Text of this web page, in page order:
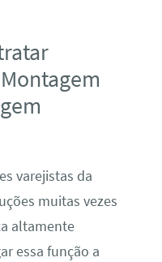
varejistas da
muitas vezes
altamente
essa função a